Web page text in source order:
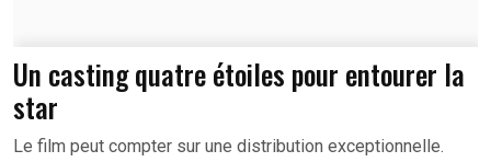
Un casting quatre étoiles pour entourer la
star
Le film peut compter sur une distribution exceptionnelle.